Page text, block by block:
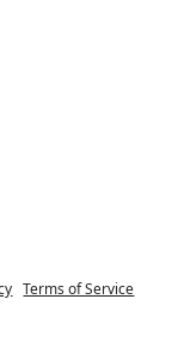
Terms of Service